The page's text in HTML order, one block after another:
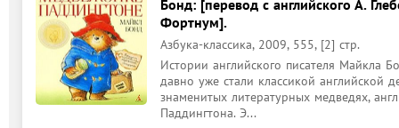
Бонд: [перевод с английского А.
Фортнум].
Азбука-классика, 2009, 555, [2] стр.
Истории английского писателя Майкла
давно уже стали классикой английской
знаменитых литературных медведях,
Паддингтона. Э...